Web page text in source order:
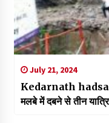
July 21, 2024
Kedarnath hadsa :
मलबे में दबने से तीन